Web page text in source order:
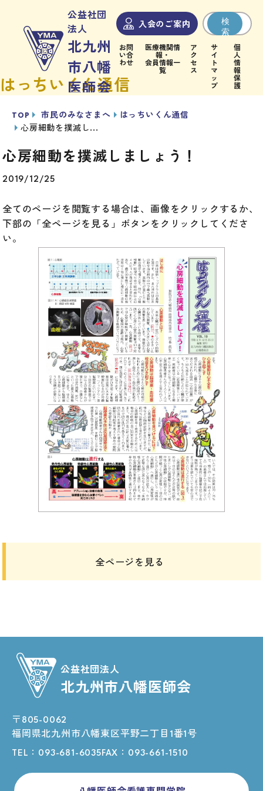
公益社団
法人
北九州
市八幡
医師会
入会のご案内
検
索
お問
い合
わせ
医療機関情
報・
会員情報一
覧
ア
ク
セ
ス
サ
イ
ト
マ
ッ
プ
個
人
情
報
保
護
北九
八幡
医師
いて
市民
員・
なさ
まへ
さま
へ
はっちいくん通信
TOP 市民のみなさまへ
はっちいくん通信
心房細動を撲滅し...
心房細動を撲滅しましょう！
2019/12/25
全てのページを閲覧する場合は、画像をクリックするか、
下部の「全ページを見る」ボタンをクリックしてくださ
い。
全ページを見る
公益社団法人
北九州市八幡医師会
〒805-0062
福岡県北九州市八幡東区平野二丁目1番1号
TEL： 093-681-6035FAX：093-661-1510